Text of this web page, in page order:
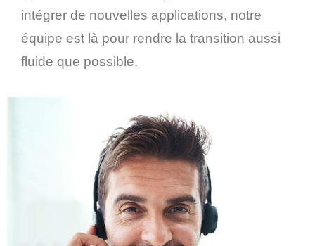
intégrer de nouvelles applications, notre
équipe est là pour rendre la transition aussi
fluide que possible.